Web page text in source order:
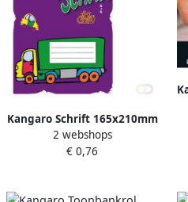
Kangaro Schrift 165x210mm
schoonschrijven 72 pagina's
80gr
2 webshops
€ 0,76